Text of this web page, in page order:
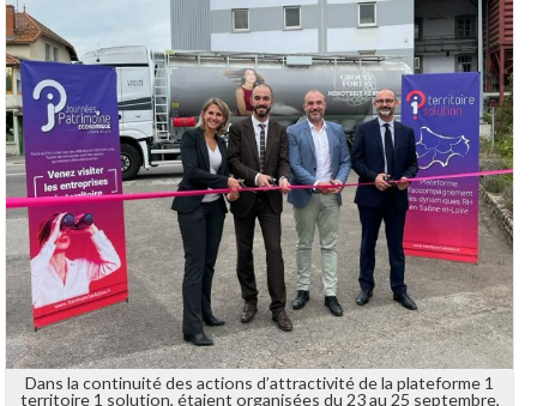
Dans la continuité des actions d’attractivité de la plateforme 1
territoire 1 solution, étaient organisées du 23 au 25 septembre,